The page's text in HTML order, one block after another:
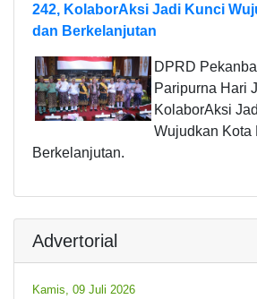
242, KolaborAksi Jadi Kunci
dan Berkelanjutan
DPRD
Paripurna Hari
KolaborAksi
Wujudkan Kota
Berkelanjutan.
Advertorial
Kamis, 09 Juli 2026